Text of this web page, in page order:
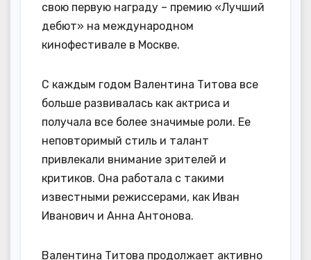
свою первую награду – премию «Лучший
дебют» на международном
кинофестивале в Москве.
С каждым годом Валентина Титова все
больше развивалась как актриса и
получала все более значимые роли. Ее
неповторимый стиль и талант
привлекали внимание зрителей и
критиков. Она работала с такими
известными режиссерами, как Иван
Иванович и Анна Антонова.
Валентина Титова продолжает активно